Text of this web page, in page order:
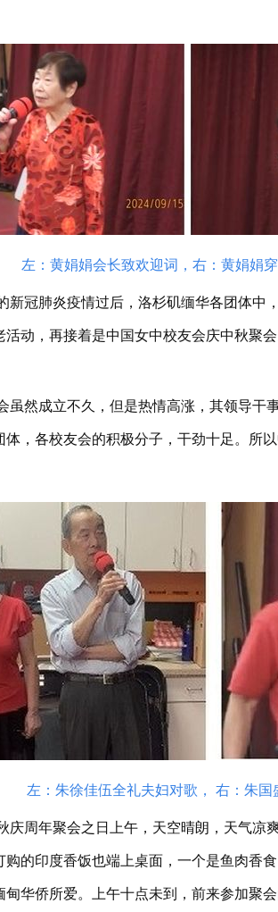
左：黄娟娟会长致欢迎词，右：黄娟娟
新冠肺炎疫情过后，洛杉矶缅华各团体中
活动，再接着是中国女中校友会庆中秋聚
虽然成立不久，但是热情高涨，其领导干
，各校友会的积极分子，干劲十足。所
左：朱徐佳伍全礼夫妇对歌， 右：朱国
庆周年聚会之日上午，天空晴朗，天气凉
的印度香饭也端上桌面，一个是鱼肉香
华侨所爱。上午十点未到，前来参加聚